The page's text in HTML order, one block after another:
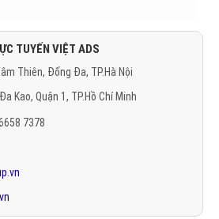
TUYẾN VIỆT ADS
Thiên, Đống Đa, TP.Hà Nội
Kao, Quận 1, TP.Hồ Chí Minh
7378